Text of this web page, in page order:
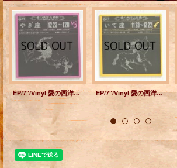
EP/7"/Vinyl 愛の西洋占星術 やぎ座 12/23~1/20 監修＝Y.Y. ザグレブ・アンドレ 音楽＝小林亜星 朗読＝金内吉男 あなたに捧げる花の詩《フリージャ》 朗読＝川村依久子 (1971) COLOMBIA EP/7"/Vinyl 愛の西洋占星術 いて座 11/23~12/22 監修＝Y.Y. ザグレブ・アンドレ 音楽＝小林亜星 朗読＝金内吉男 あなたに捧げる花の詩《銀杏》 朗読＝川村依久子 (1971) COLOMBIA